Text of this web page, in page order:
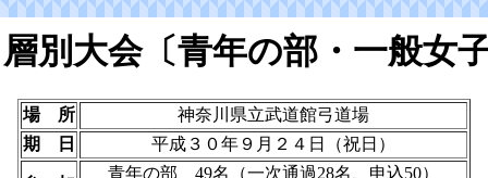
別大会〔青年の部・一般女
場 所
神奈川県立武道館弓道場
期 日
平成３０年９月２４日（祝日）
青年の部 49名（一次通過28名、申込50）